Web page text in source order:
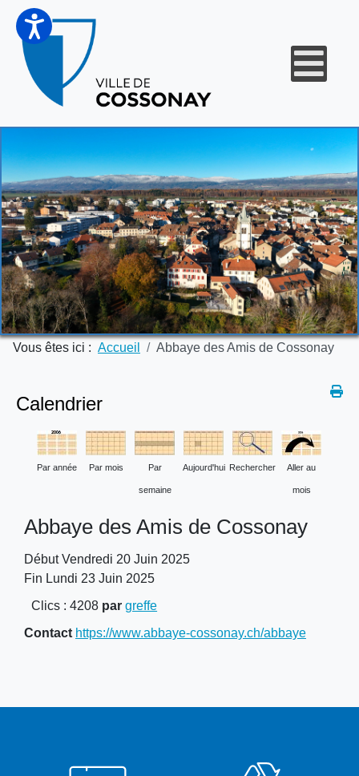
Vous êtes ici : Accueil Abbaye des Amis de Cossonay
Calendrier
Par année Par mois Par
semaine
Aujourd'hui Rechercher Aller au
mois
Abbaye des Amis de Cossonay
Début Vendredi 20 Juin 2025
Fin Lundi 23 Juin 2025
Clics : 4208 pargreffe
Contact https://www.abbaye-cossonay.ch/abbaye